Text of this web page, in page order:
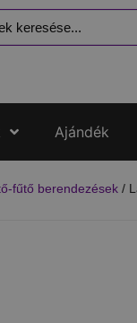
Ajándék
fűtő berendezések /